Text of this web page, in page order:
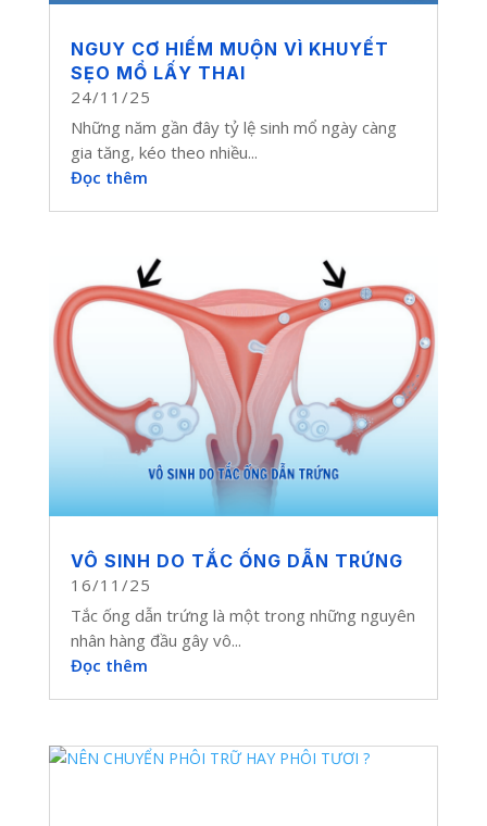
NGUY CƠ HIẾM MUỘN VÌ KHUYẾT
SẸO MỔ LẤY THAI
24/11/25
Những năm gần đây tỷ lệ sinh mổ ngày càng
gia tăng, kéo theo nhiều...
Đọc thêm
VÔ SINH DO TẮC ỐNG DẪN TRỨNG
16/11/25
Tắc ống dẫn trứng là một trong những nguyên
nhân hàng đầu gây vô...
Đọc thêm